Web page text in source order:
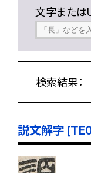
文字または
検索結果：
説文解字